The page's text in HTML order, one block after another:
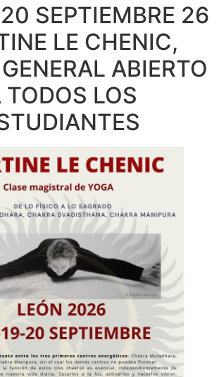
SEPTIEMBRE 26
LE CHENIC,
ABIERTO
TODOS LOS